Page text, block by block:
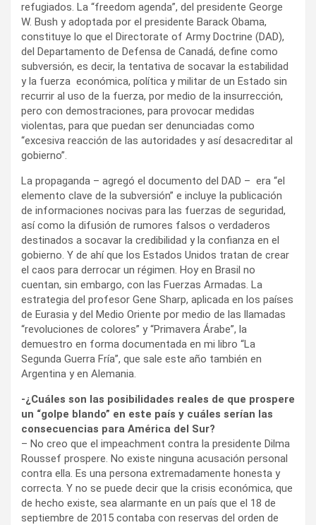
refugiados. La “freedom agenda”, del presidente George
W. Bush y adoptada por el presidente Barack Obama,
constituye lo que el Directorate of Army Doctrine (DAD),
del Departamento de Defensa de Canadá, define como
subversión, es decir, la tentativa de socavar la estabilidad
y la fuerza económica, política y militar de un Estado sin
recurrir al uso de la fuerza, por medio de la insurrección,
pero con demostraciones, para provocar medidas
violentas, para que puedan ser denunciadas como
“excesiva reacción de las autoridades y así desacreditar al
gobierno”.
La propaganda – agregó el documento del DAD – era “el
elemento clave de la subversión” e incluye la publicación
de informaciones nocivas para las fuerzas de seguridad,
así como la difusión de rumores falsos o verdaderos
destinados a socavar la credibilidad y la confianza en el
gobierno. Y de ahí que los Estados Unidos tratan de crear
el caos para derrocar un régimen. Hoy en Brasil no
cuentan, sin embargo, con las Fuerzas Armadas. La
estrategia del profesor Gene Sharp, aplicada en los países
de Eurasia y del Medio Oriente por medio de las llamadas
“revoluciones de colores” y “Primavera Árabe”, la
demuestro en forma documentada en mi libro “La
Segunda Guerra Fría”, que sale este año también en
Argentina y en Alemania.
-¿Cuáles son las posibilidades reales de que prospere
un “golpe blando” en este país y cuáles serían las
consecuencias para América del Sur?
– No creo que el impeachment contra la presidente Dilma
Roussef prospere. No existe ninguna acusación personal
contra ella. Es una persona extremadamente honesta y
correcta. Y no se puede decir que la crisis económica, que
de hecho existe, sea alarmante en un país que el 18 de
septiembre de 2015 contaba con reservas del orden de